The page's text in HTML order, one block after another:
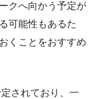
クへ向かう予定が
可能性もあるた
くことをおすすめ
されており、一